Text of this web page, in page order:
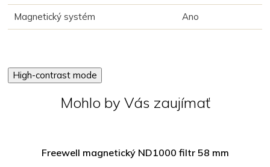
Magnetický systém Ano
High-contrast mode
Mohlo by Vás zaujímať
Freewell magnetický ND1000 filtr 58 mm